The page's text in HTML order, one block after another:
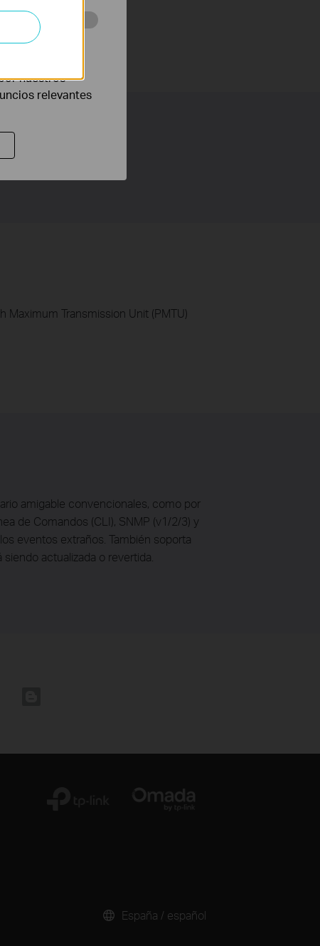
Transmission Unit (PMTU)
amigable convencionales, como por
de Comandos (CLI), SNMP (v1/2/3) y
eventos extraños. También soporta
actualizada o revertida.
España / español
con el fin de
nuestros
relevantes